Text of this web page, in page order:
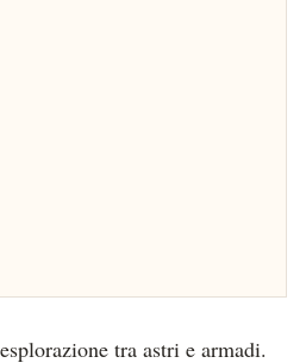
tra astri e armadi.